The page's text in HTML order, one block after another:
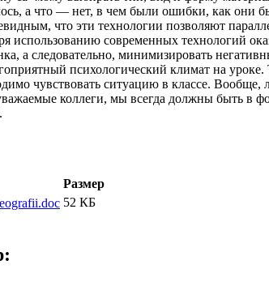
а что — нет, в чем были ошибки, как они
что эти технологии позволяют
использованию современных технологий
а следовательно, минимизировать
психологический климат на
чувствовать ситуацию в классе.
коллеги, мы всегда должны быть в
Размер
52 КБ